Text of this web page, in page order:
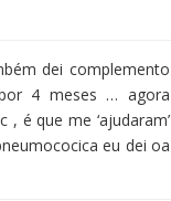
dei complemento
4 meses … agora
é que me ‘ajudaram’
eu dei oa